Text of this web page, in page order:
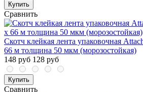
Купить
Сравнить
Скотч клейкая лента упаковочная
66 м толщина 50 мкм (морозостойкая)
148 руб 128 руб
Купить
Сравнить